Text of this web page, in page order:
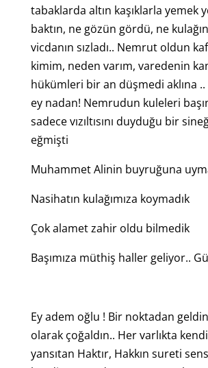
tabaklarda altın kaşıklarla yemek
baktın, ne gözün gördü, ne
vicdanın sızladı.. Nemrut oldun
kimim, neden varım, varedenin
hükümleri bir an düşmedi aklına
ey nadan! Nemrudun kuleleri
sadece vızıltısını duyduğu bir
eğmişti
Muhammet Alinin buyruğuna
Nasihatın kulağımıza koymadık
Çok alamet zahir oldu bilmedik
Başımıza müthiş haller geliyor..
Ey adem oğlu ! Bir noktadan
olarak çoğaldın.. Her varlıkta
yansıtan Haktır, Hakkın sureti